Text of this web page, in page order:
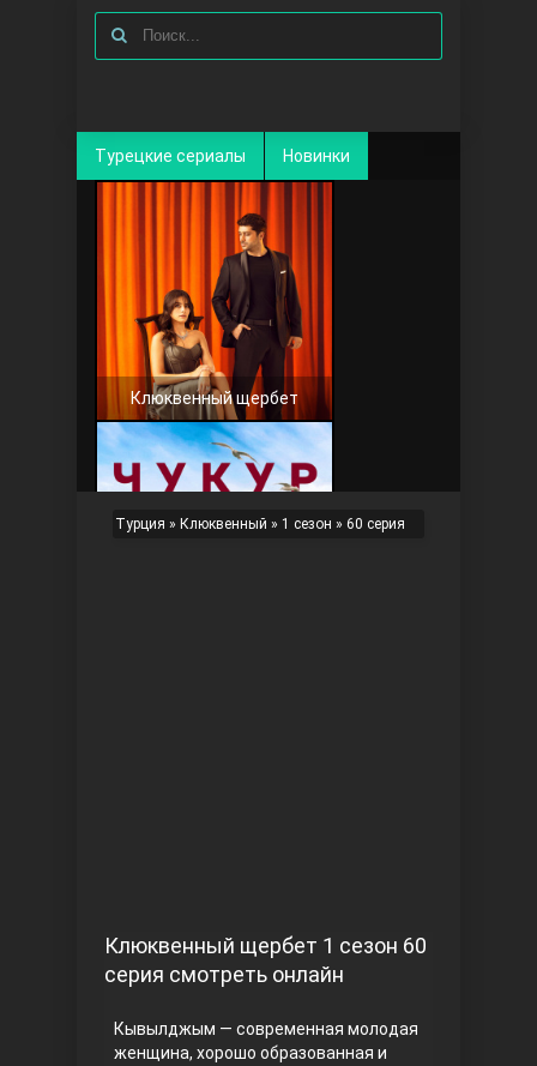
Турецкие сериалы Новинки
Клюквенный щербет
Турция » Клюквенный » 1 сезон » 60 серия
Клюквенный щербет 1 сезон 60
серия смотреть онлайн
Кывылджым — современная молодая
женщина, хорошо образованная и